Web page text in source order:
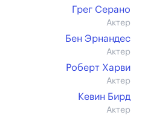
Грег Серано
Актер
Бен Эрнандес
Актер
Роберт Харви
Актер
Кевин Бирд
Актер